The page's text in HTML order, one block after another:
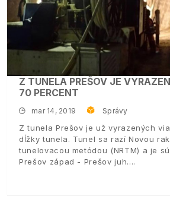
Z TUNELA PREŠOV JE
70 PERCENT
mar 14, 2019 Správy
Z tunela Prešov je už vyrazených
dĺžky tunela. Tunel sa razí Novou
tunelovacou metódou (NRTM) a je
Prešov západ - Prešov juh.